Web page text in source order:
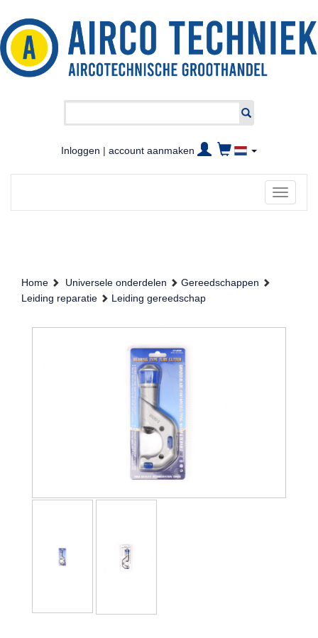
Inloggen | account aanmaken
Toggle
Home Universele onderdelen
Gereedschappen
Leiding reparatie
Leiding gereedschap